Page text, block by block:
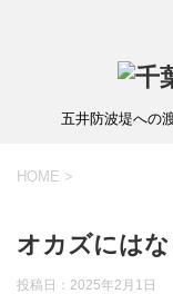
五井防波堤への
HOME >
オカズには
投稿日： 2025年2月1日